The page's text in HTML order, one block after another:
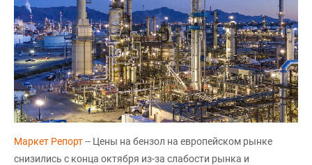
Маркет Репорт-- Цены на бензол на европейском рынке
снизились с конца октября из-за слабости рынка и